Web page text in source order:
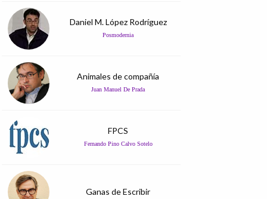
Daniel M. López Rodríguez
Posmodernia
Animales de compañía
Juan Manuel De Prada
FPCS
Fernando Pino Calvo Sotelo
Ganas de Escribir